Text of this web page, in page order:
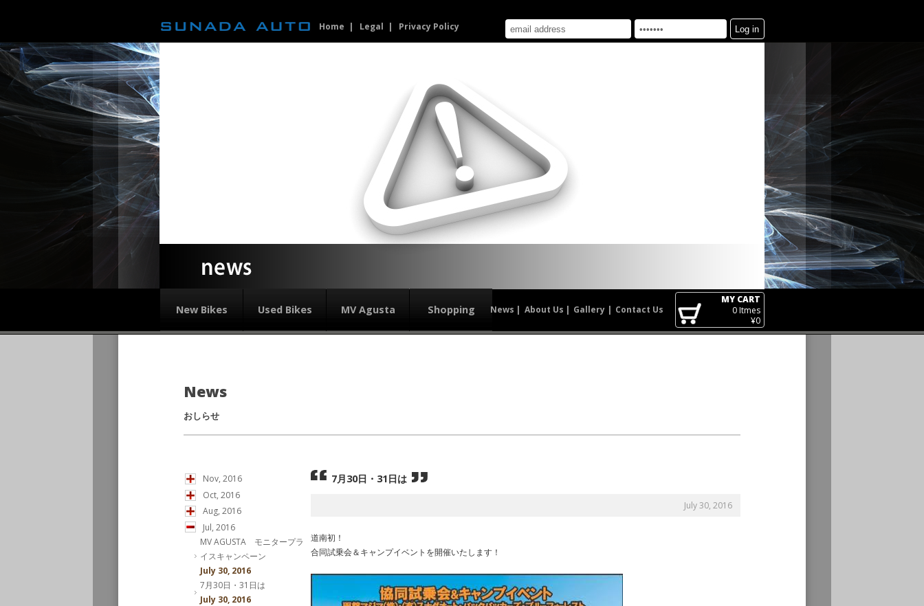
Home Legal Privacy Policy
New Bikes Used Bikes MV Agusta Shopping News About Us Gallery Contact Us
MY CART
0Itmes
¥0
News
おしらせ
Nov, 2016
Oct, 2016
Aug, 2016
Jul, 2016
MV AGUSTA モニタープラ
イスキャンペーン
July 30, 2016
7月30日・31日は
July 30, 2016
7月30日・31日は
July 30, 2016
道南初！
合同試乗会＆キャンプイベントを開催いたします！